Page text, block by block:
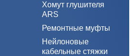
Хомут глушителя
ARS
Ремонтные муфты
Нейлоновые
кабельные стяжки